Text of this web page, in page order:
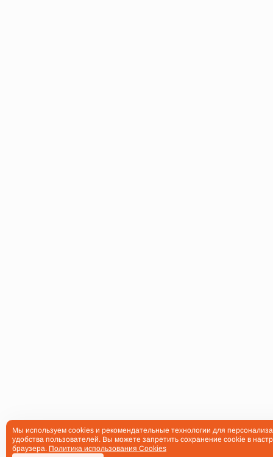
Мы используем cookies и рекомендательные технологии для
удобства пользователей. Вы можете запретить сохранение cookie в
браузера. Политика использования Cookies